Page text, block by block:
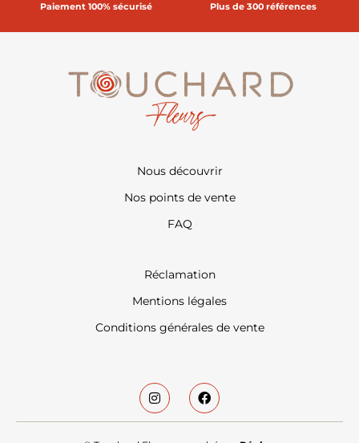
Paiement 100% sécurisé Plus de 300 références
Nous découvrir
Nos points de vente
FAQ
Réclamation
Mentions légales
Conditions générales de vente